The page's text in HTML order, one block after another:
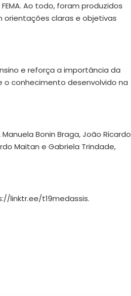
Ao todo, foram produzidos
orientações claras e objetivas
e reforça a importância da
o conhecimento desenvolvido na
Bonin Braga, João Ricardo
Maitan e Gabriela Trindade,
linktr.ee/t19medassis.